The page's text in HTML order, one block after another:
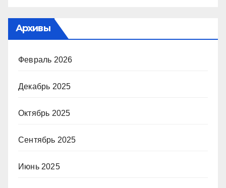
Архивы
Февраль 2026
Декабрь 2025
Октябрь 2025
Сентябрь 2025
Июнь 2025